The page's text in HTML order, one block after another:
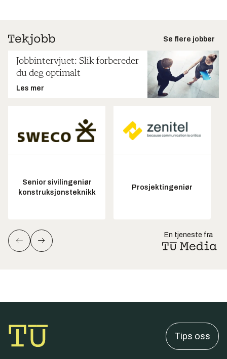
Se flere jobber
Jobbintervjuet: Slik forbereder
du deg optimalt
Les mer
Senior sivilingeniør
konstruksjonsteknikk
Prosjektingeniør
En tjeneste fra
Tips oss